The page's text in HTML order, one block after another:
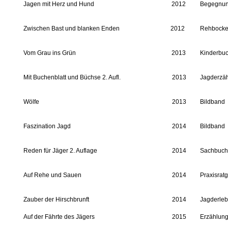
Jagen mit Herz und Hund 2012
Zwischen Bast und blanken Enden 2012
Vom Grau ins Grün 2013
Mit Buchenblatt und Büchse 2. Aufl. 2013
Wölfe 2013 Bildband
Faszination Jagd 2014 Bildband
Reden für Jäger 2. Auflage 2014 Sachbuch
Auf Rehe und Sauen 2014
Zauber der Hirschbrunft 2014
Auf der Fährte des Jägers 2015